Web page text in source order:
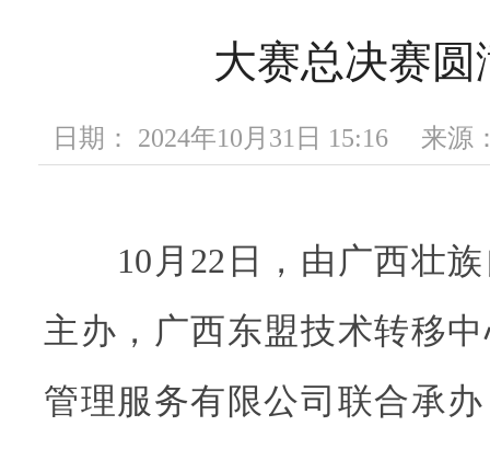
大赛总决赛圆
日期： 2024年10月31日 15:16 来源
10月22日，由广西壮族
主办，广西东盟技术转移
管理服务有限公司联合承